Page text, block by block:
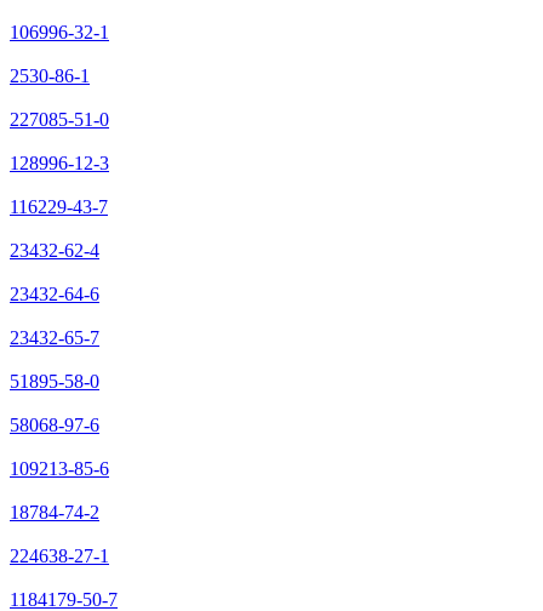
106996-32-1
2530-86-1
227085-51-0
128996-12-3
116229-43-7
23432-62-4
23432-64-6
23432-65-7
51895-58-0
58068-97-6
109213-85-6
18784-74-2
224638-27-1
1184179-50-7